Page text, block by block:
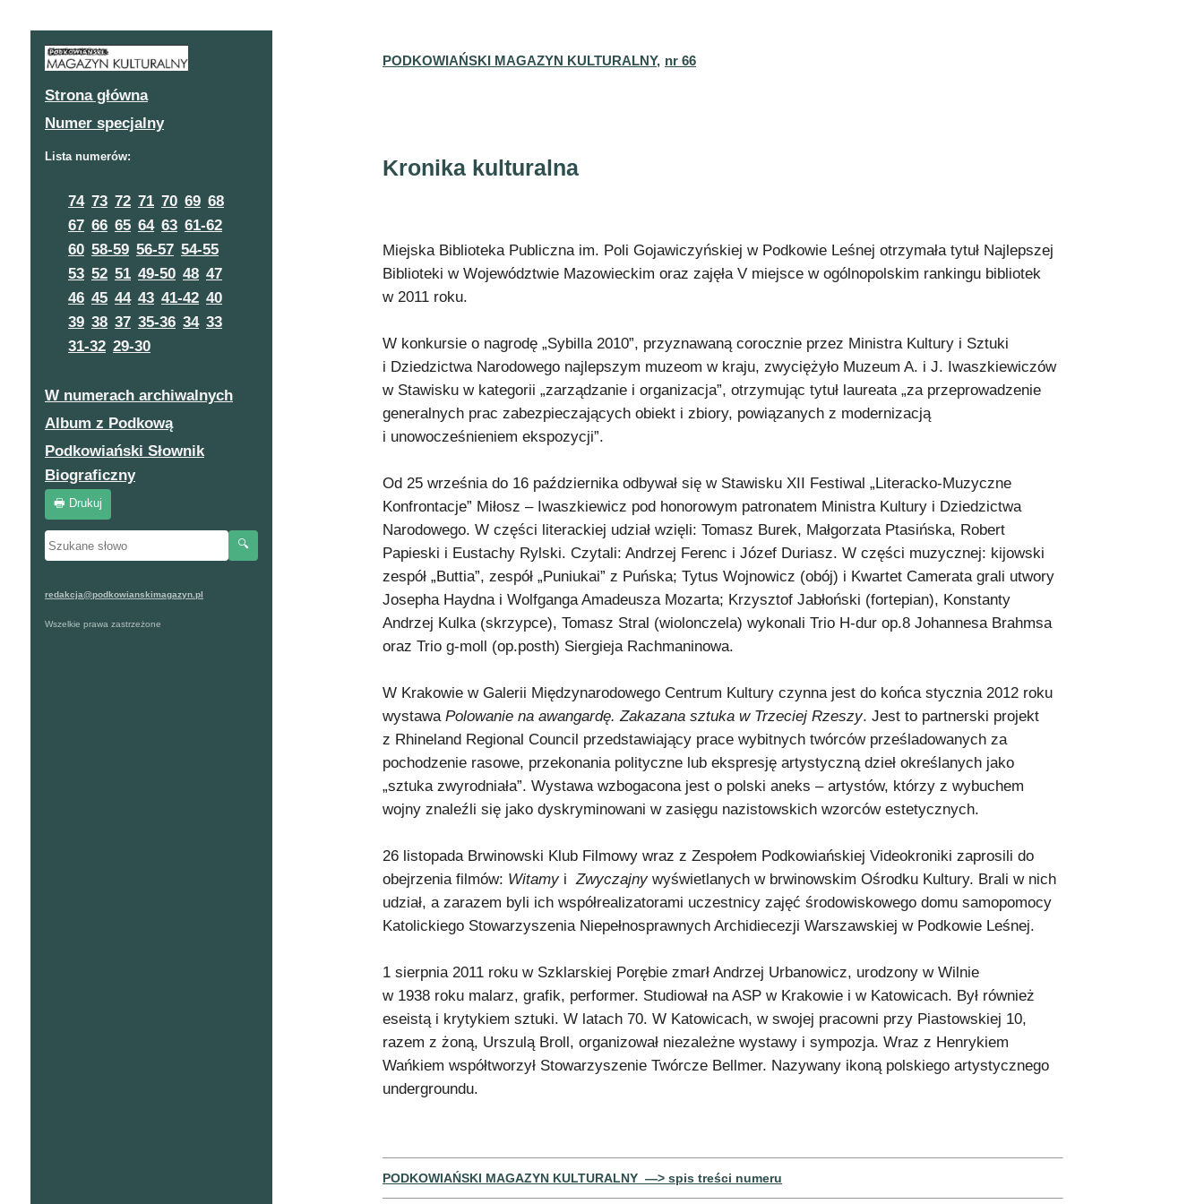
Strona główna
Numer specjalny
Lista numerów:
74 73 72 71 70 69 68
67 66 65 64 63 61-62
60 58-59 56-57 54-55
53 52 51 49-50 48 47
46 45 44 43 41-42 40
39 38 37 35-36 34 33
31-32 29-30
W numerach archiwalnych
Album z Podkową
Podkowiański Słownik
Biograficzny
🖶 Drukuj
🔍
redakcja@podkowianskimagazyn.pl
Wszelkie prawa zastrzeżone
PODKOWIAŃSKI MAGAZYN KULTURALNY, nr 66
Kronika kulturalna
Miejska Biblioteka Publiczna im. Poli Gojawiczyńskiej w Podkowie Leśnej otrzymała tytuł Najlepszej
Biblioteki w Województwie Mazowieckim oraz zajęła V miejsce w ogólnopolskim rankingu bibliotek
w 2011 roku.
W konkursie o nagrodę „Sybilla 2010”, przyznawaną corocznie przez Ministra Kultury i Sztuki
i Dziedzictwa Narodowego najlepszym muzeom w kraju, zwyciężyło Muzeum A. i J. Iwaszkiewiczów
w Stawisku w kategorii „zarządzanie i organizacja”, otrzymując tytuł laureata „za przeprowadzenie
generalnych prac zabezpieczających obiekt i zbiory, powiązanych z modernizacją
i unowocześnieniem ekspozycji”.
Od 25 września do 16 października odbywał się w Stawisku XII Festiwal „Literacko-Muzyczne
Konfrontacje” Miłosz – Iwaszkiewicz pod honorowym patronatem Ministra Kultury i Dziedzictwa
Narodowego. W części literackiej udział wzięli: Tomasz Burek, Małgorzata Ptasińska, Robert
Papieski i Eustachy Rylski. Czytali: Andrzej Ferenc i Józef Duriasz. W części muzycznej: kijowski
zespół „Buttia”, zespół „Puniukai” z Puńska; Tytus Wojnowicz (obój) i Kwartet Camerata grali utwory
Josepha Haydna i Wolfganga Amadeusza Mozarta; Krzysztof Jabłoński (fortepian), Konstanty
Andrzej Kulka (skrzypce), Tomasz Stral (wiolonczela) wykonali Trio H-dur op.8 Johannesa Brahmsa
oraz Trio g-moll (op.posth) Siergieja Rachmaninowa.
W Krakowie w Galerii Międzynarodowego Centrum Kultury czynna jest do końca stycznia 2012 roku
wystawa Polowanie na awangardę. Zakazana sztuka w Trzeciej Rzeszy. Jest to partnerski projekt
z Rhineland Regional Council przedstawiający prace wybitnych twórców prześladowanych za
pochodzenie rasowe, przekonania polityczne lub ekspresję artystyczną dzieł określanych jako
„sztuka zwyrodniała”. Wystawa wzbogacona jest o polski aneks – artystów, którzy z wybuchem
wojny znaleźli się jako dyskryminowani w zasięgu nazistowskich wzorców estetycznych.
26 listopada Brwinowski Klub Filmowy wraz z Zespołem Podkowiańskiej Videokroniki zaprosili do
obejrzenia filmów: Witamyi Zwyczajnywyświetlanych w brwinowskim Ośrodku Kultury. Brali w nich
udział, a zarazem byli ich współrealizatorami uczestnicy zajęć środowiskowego domu samopomocy
Katolickiego Stowarzyszenia Niepełnosprawnych Archidiecezji Warszawskiej w Podkowie Leśnej.
1 sierpnia 2011 roku w Szklarskiej Porębie zmarł Andrzej Urbanowicz, urodzony w Wilnie
w 1938 roku malarz, grafik, performer. Studiował na ASP w Krakowie i w Katowicach. Był również
eseistą i krytykiem sztuki. W latach 70. W Katowicach, w swojej pracowni przy Piastowskiej 10,
razem z żoną, Urszulą Broll, organizował niezależne wystawy i sympozja. Wraz z Henrykiem
Wańkiem współtworzył Stowarzyszenie Twórcze Bellmer. Nazywany ikoną polskiego artystycznego
undergroundu.
PODKOWIAŃSKI MAGAZYN KULTURALNY —> spis treści numeru